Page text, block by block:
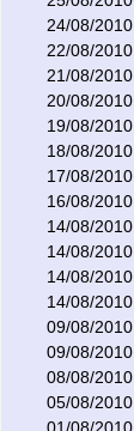
24/08/2010
22/08/2010
21/08/2010
20/08/2010
19/08/2010
18/08/2010
17/08/2010
16/08/2010
14/08/2010
14/08/2010
14/08/2010
14/08/2010
09/08/2010
09/08/2010
08/08/2010
05/08/2010